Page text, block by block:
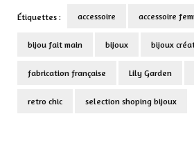
Étiquettes : accessoire accessoire
bijou fait main bijoux bijoux
fabrication française Lily Garden
retro chic selection shoping bijoux